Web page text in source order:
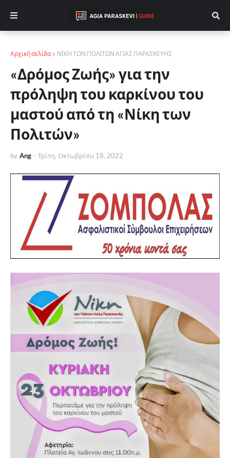
Αρχική σελίδα ΝΙΚΗ ΤΩΝ ΠΟΛΙΤΩΝ ΑΓΙΑΣ ΠΑΡΑΣΚΕΥΗΣ
«Δρόμος Ζωής» για την
πρόληψη του καρκίνου του
μαστού από τη «Νίκη των
Πολιτών»
by Ang - Τρίτη, Οκτωβρίου 18, 2022